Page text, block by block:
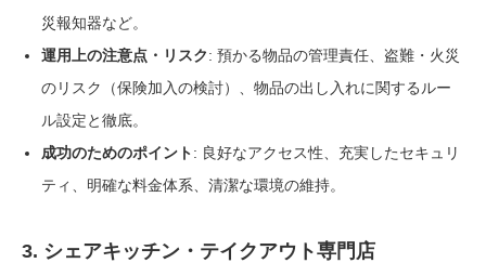
災報知器など。
運用上の注意点・リスク: 預かる物品の管理責任、盗難・火災
のリスク（保険加入の検討）、物品の出し入れに関するルー
ル設定と徹底。
成功のためのポイント: 良好なアクセス性、充実したセキュリ
ティ、明確な料金体系、清潔な環境の維持。
3. シェアキッチン・テイクアウト専門店